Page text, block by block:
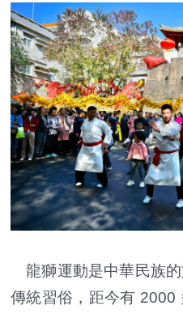
龍獅運動是中華民族
傳統習俗，距今有 2000